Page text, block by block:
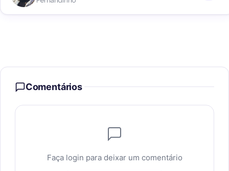
Comentários
Faça login para deixar um comentário